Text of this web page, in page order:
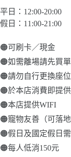
平日：12:00-20:00
假日：11:00-21:00
🟠可刷卡／現金
🟠如需離場請先買單
🟠請勿自行更換座位
🟠於本店消費即提
🟠本店提供WIFI
🟠寵物友善（可落地
🟠假日及國定假日
🟠每人低消150元